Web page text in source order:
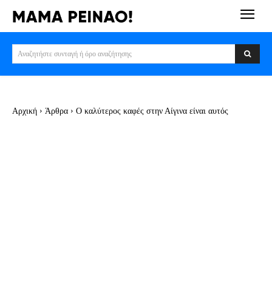
Αναζητήστε συνταγή ή όρο αναζήτησης
Αρχική Άρθρα Ο καλύτερος καφές στην Αίγινα είναι αυτός